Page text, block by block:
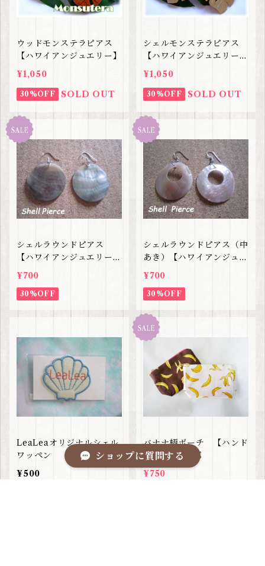
ウッドモンステラピアス
【ハワイアンジュエリー】
¥1,050
30%OFF SOLD OUT
シェルモンステラピアス
【ハワイアンジュエリー】
SALE
¥1,050
30%OFF SOLD OUT
シェルラウンドピアス
【ハワイアンジュエリー】
SALE
¥700
30%OFF
シェルラウンドピアス（中
あき）【ハワイアンジュエ
リー】SALE
¥700
30%OFF
LeaLeaオリジナルシェル
ワッペン
¥500
バナナ柄ポーチ 【ハンド
メイド】SALE
¥750
ショップに質問する